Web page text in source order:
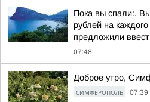
Пока вы спали:.
рублей на
предложили
07:48
Доброе утро,
СИМФЕРОПОЛЬ 07:39